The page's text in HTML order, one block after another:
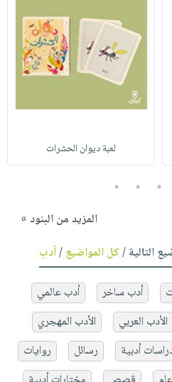
لعبة ديوان الحشرات
3
4
5
المزيد من البنود »
التالية /كل المواضيع/أدب
أدب ساخر
أدب عالمي
الأدب العربي
الأدب المهجري
أدبية رسائل
روايات